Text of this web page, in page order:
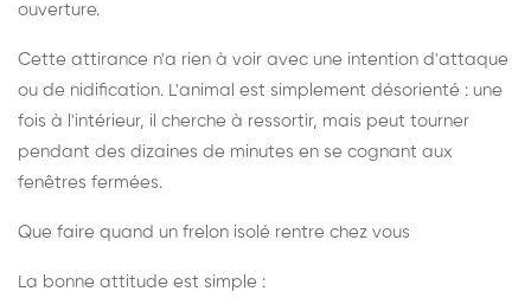
ouverture.
Cette attirance n'a rien à voir avec une intention d'attaque
ou de nidification. L'animal est simplement désorienté : une
fois à l'intérieur, il cherche à ressortir, mais peut tourner
pendant des dizaines de minutes en se cognant aux
fenêtres fermées.
Que faire quand un frelon isolé rentre chez vous
La bonne attitude est simple :